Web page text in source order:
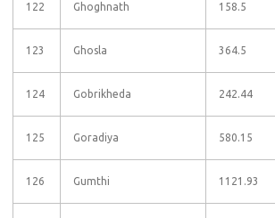
122 Ghoghnath 158.5
123 Ghosla 364.5
124 Gobrikheda 242.44
125 Goradiya 580.15
126 Gumthi 1121.93